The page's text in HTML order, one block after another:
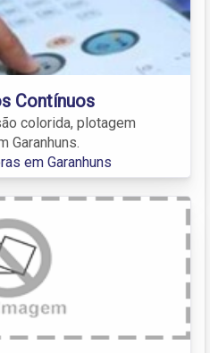
Contínuos
colorida, plotagem
Garanhuns.
em Garanhuns